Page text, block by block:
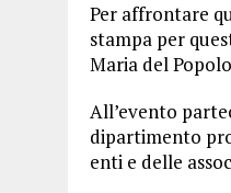
Per affrontare
stampa per
Maria del
All’evento
dipartimento
enti e delle